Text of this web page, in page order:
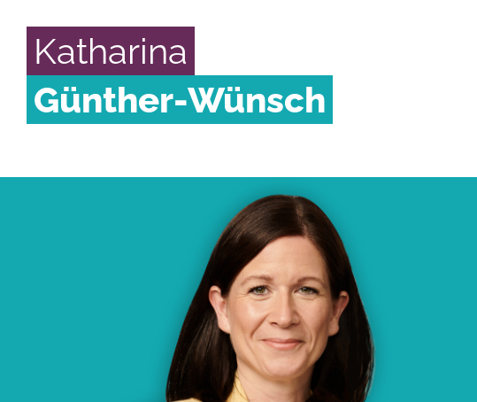
Katharina
Günther-Wünsch